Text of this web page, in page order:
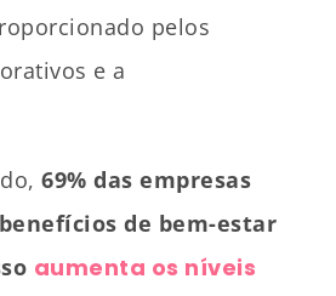
pelos
e a
69% das empresas
de bem-estar
aumenta os níveis